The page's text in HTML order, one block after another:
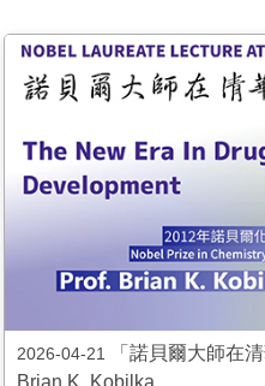
2026-04-21
「諾貝爾大師在